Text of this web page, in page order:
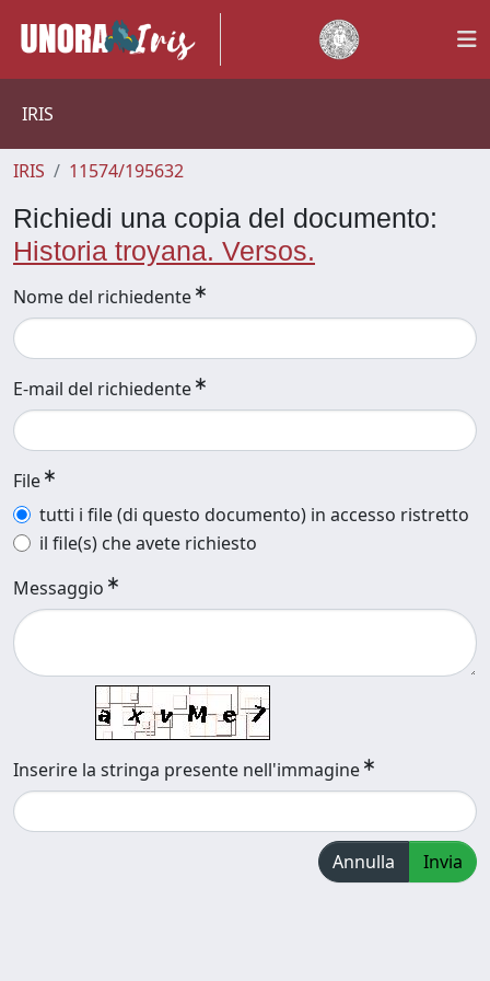
IRIS
IRIS 11574/195632
Richiedi una copia del documento:
Historia troyana. Versos.
Nome del richiedente
E-mail del richiedente
File
tutti i file (di questo documento) in accesso ristretto
il file(s) che avete richiesto
Messaggio
Inserire la stringa presente nell'immagine
Annulla Invia